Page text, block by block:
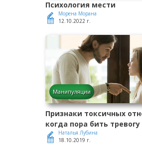
Психология мести
Морена Морана
12.10.2022 г.
Манипуляции
Признаки токсичных
когда пора бить тревогу
Наталья Лубина
18.10.2019 г.